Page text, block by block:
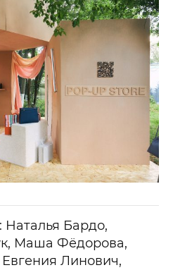
Наталья Бардо,
Маша Фёдорова,
Линович,